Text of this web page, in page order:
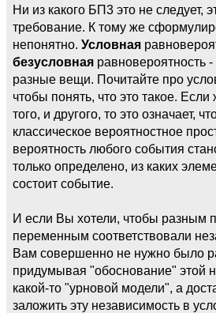
Ни из какого БП3 это не следует,
требование. К тому же
непонятно. Условная
безусловная равновероятность
разные вещи. Почитайте про
чтобы понять, что это такое.
того, и другого, то это означает,
классическое вероятностное
вероятность любого события
только определено, из каких
состоит событие.
И если Вы хотели, чтобы разным
переменным соответствовали
Вам совершенно не нужно было
придумывая "обоснование" этой
какой-то "урновой модели", а
заложить эту независимость в